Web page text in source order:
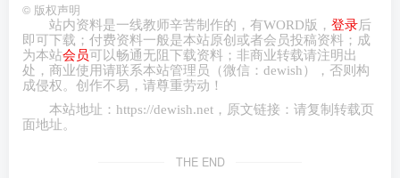
（三）团队合作：4000人共铸“中国动画新标杆”
1.本土技术的突破与协作
影片特效原计划外包给国外团队，但最终由中国本土团
多名工作人员的合作，体现了集体智慧的
© 版权声明
站内资料是一线教师辛苦制作的，有WORD版， 登录后
即可下载；付费资料一般是本站原创或者会员投稿资料；成
为本站会员可以畅通无阻下载资料；非商业转载请注明出
处，商业使用请联系本站管理员（微信： dewish ），否则构
成侵权。创作不易，请尊重劳动！
本站地址： https://dewish.net ，原文链接：请复制转载页
面地址。
THE END